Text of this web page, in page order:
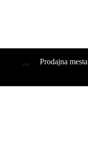
Prodajna mesta